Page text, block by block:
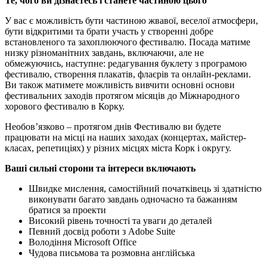
У вас є можливість бути частиною жвавої, веселої атмосфери,
бути відкритими та брати участь у створенні добре
встановленого та захоплюючого фестивалю. Посада матиме
низку різноманітних завдань, включаючи, але не
обмежуючись, наступне: редагування буклету з програмою
фестивалю, створення плакатів, флаєрів та онлайн-реклами.
Ви також матимете можливість вивчити основні основи
фестивальних заходів протягом місяців до Міжнародного
хорового фестивалю в Корку.
Необов’язково – протягом днів Фестивалю ви будете
працювати на місці на наших заходах (концертах, майстер-
класах, репетиціях) у різних місцях міста Корк і округу.
Ваші сильні сторони та інтереси включають
Швидке мислення, самостійний початківець зі здатністю
виконувати багато завдань одночасно та бажанням
братися за проекти
Високий рівень точності та уваги до деталей
Певний досвід роботи з Adobe Suite
Володіння Microsoft Office
Чудова письмова та розмовна англійська